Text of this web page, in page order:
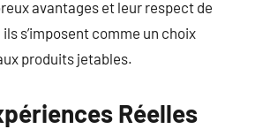
avantages et leur respect de
ils s’imposent comme un choix
produits jetables.
Réelles